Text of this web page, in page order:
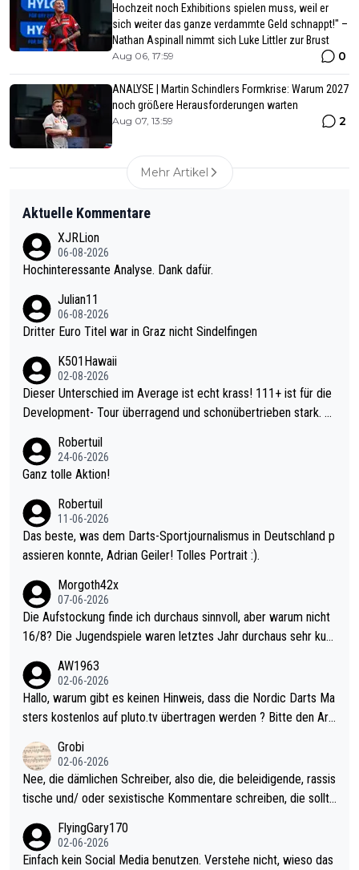
Hochzeit noch Exhibitions spielen muss, weil er
sich weiter das ganze verdammte Geld schnappt!" –
Nathan Aspinall nimmt sich Luke Littler zur Brust
Aug 06, 17:59 0
ANALYSE | Martin Schindlers Formkrise: Warum 2027
noch größere Herausforderungen warten
Aug 07, 13:59 2
Mehr Artikel
Aktuelle Kommentare
XJRLion
06-08-2026
Hochinteressante Analyse. Dank dafür.
Julian11
06-08-2026
Dritter Euro Titel war in Graz nicht Sindelfingen
K501Hawaii
02-08-2026
Dieser Unterschied im Average ist echt krass! 111+ ist für die
Development- Tour überragend und schonübertrieben stark. U
mal 40+ erst recht. Da gewinnst keinen Blumentopf - ist ja noc
h krasser wie ein Pokalspiel eines Kreisligisten vs einem Bund
Robertuil
24-06-2026
Ganz tolle Aktion!
Robertuil
11-06-2026
Das beste, was dem Darts-Sportjournalismus in Deutschland p
assieren konnte, Adrian Geiler! Tolles Portrait :).
Morgoth42x
07-06-2026
Die Aufstockung finde ich durchaus sinnvoll, aber warum nicht
16/8? Die Jugendspiele waren letztes Jahr durchaus sehr kurz
Allerdings ist Mitchell Lawrie als Nummer 1 der Welt eh qualifi
ziert. Somit ändert die automatische Qualifikation des Weltmei
sters erstmal nichts. Ich denke sie wollen damit für nächstes J
ohl wenig WDF Turniere spielen. Dies war bei Archie Self letzt
es Jahr der Fall. Er musste als amtierender Weltmeister durch
den Qualifier und ich glaube kaum, dass Mitchel sich das (in Ve
el hat.
AW1963
02-06-2026
Hallo, warum gibt es keinen Hinweis, dass die Nordic Darts Ma
sters kostenlos auf pluto.tv übertragen werden ? Bitte den Arti
Grobi
02-06-2026
Nee, die dämlichen Schreiber, also die, die beleidigende, rassis
tische und/ oder sexistische Kommentare schreiben, die sollte
s Leben in den Griff kriegen. Nur eins wundert mich: Luke Little
r war doch neulich erst derjenige, der über Social Media GvV p
FlyingGary170
02-06-2026
Einfach kein Social Media benutzen. Verstehe nicht, wieso das